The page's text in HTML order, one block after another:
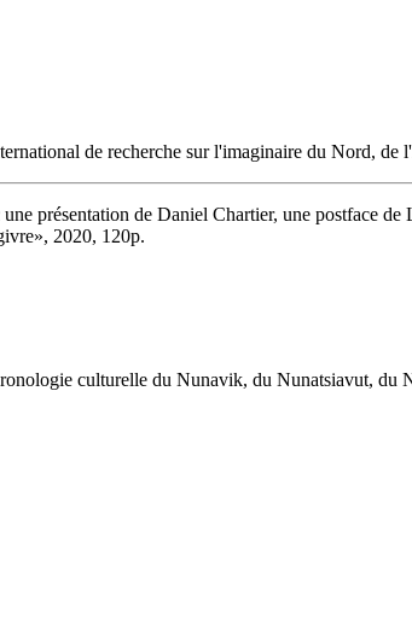
de recherche sur l'imaginaire du Nord,
présentation de Daniel Chartier, une postface
2020, 120p.
culturelle du Nunavik, du Nunatsiavut, du